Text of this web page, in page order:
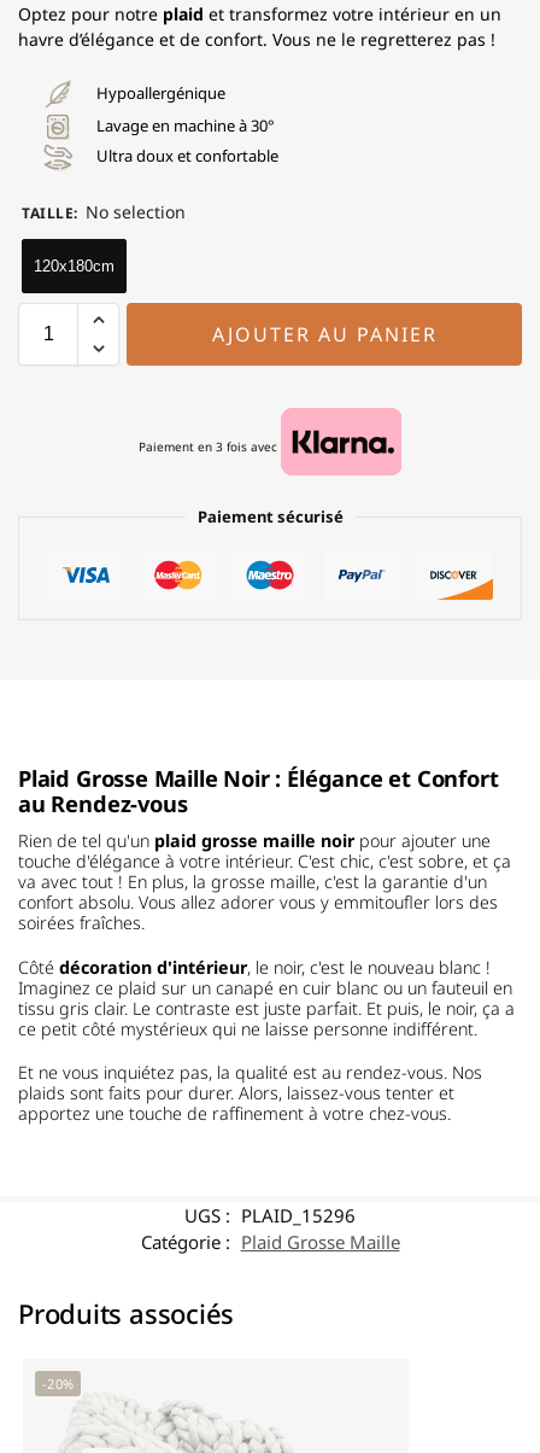
Optez pour notre plaid et transformez votre intérieur en un
havre d’élégance et de confort. Vous ne le regretterez pas !
Hypoallergénique
Lavage en machine à 30°
Ultra doux et confortable
TAILLE: No selection
120x180cm
AJOUTER AU PANIER
Paiement en 3 fois avec
Paiement sécurisé
Plaid Grosse Maille Noir : Élégance et Confort
au Rendez-vous
Rien de tel qu'un plaid grosse maille noirpour ajouter une
touche d'élégance à votre intérieur. C'est chic, c'est sobre, et ça
va avec tout ! En plus, la grosse maille, c'est la garantie d'un
confort absolu. Vous allez adorer vous y emmitoufler lors des
soirées fraîches.
Côté décoration d'intérieur, le noir, c'est le nouveau blanc !
Imaginez ce plaid sur un canapé en cuir blanc ou un fauteuil en
tissu gris clair. Le contraste est juste parfait. Et puis, le noir, ça a
ce petit côté mystérieux qui ne laisse personne indifférent.
Et ne vous inquiétez pas, la qualité est au rendez-vous. Nos
plaids sont faits pour durer. Alors, laissez-vous tenter et
apportez une touche de raffinement à votre chez-vous.
UGS : PLAID_15296
Catégorie : Plaid Grosse Maille
Produits associés
-20%